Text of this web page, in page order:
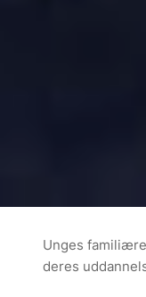
Unges
deres